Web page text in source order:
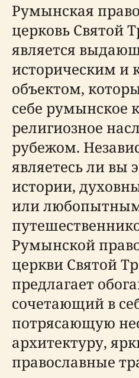
Румынская
церковь Святой
является
историческим и
объектом,
себе румынское
религиозное
рубежом.
являетесь ли вы
истории,
или
Румынской
церкви Святой
предлагает
сочетающий в
потрясающую
архитектуру,
православные